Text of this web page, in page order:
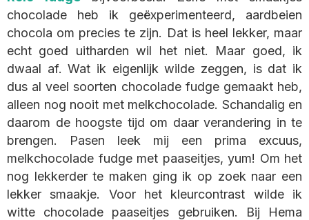
chocolade heb ik geëxperimenteerd, aardbeien
chocola om precies te zijn. Dat is heel lekker, maar
echt goed uitharden wil het niet. Maar goed, ik
dwaal af. Wat ik eigenlijk wilde zeggen, is dat ik
dus al veel soorten chocolade fudge gemaakt heb,
alleen nog nooit met melkchocolade. Schandalig en
daarom de hoogste tijd om daar verandering in te
brengen. Pasen leek mij een prima excuus,
melkchocolade fudge met paaseitjes, yum! Om het
nog lekkerder te maken ging ik op zoek naar een
lekker smaakje. Voor het kleurcontrast wilde ik
witte chocolade paaseitjes gebruiken. Bij Hema